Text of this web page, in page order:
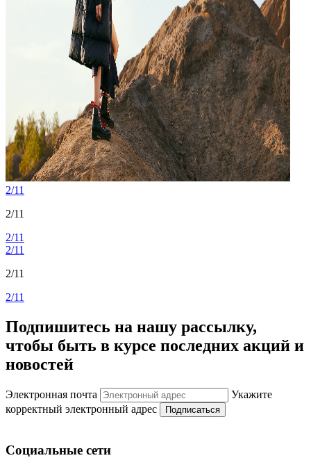
2/11
2/11
2/11
2/11
2/11
2/11
Подпишитесь на нашу рассылку,
чтобы быть в курсе последних акций и
новостей
Электронная почта
Укажите
корректный электронный адрес
Подписаться
Социальные сети